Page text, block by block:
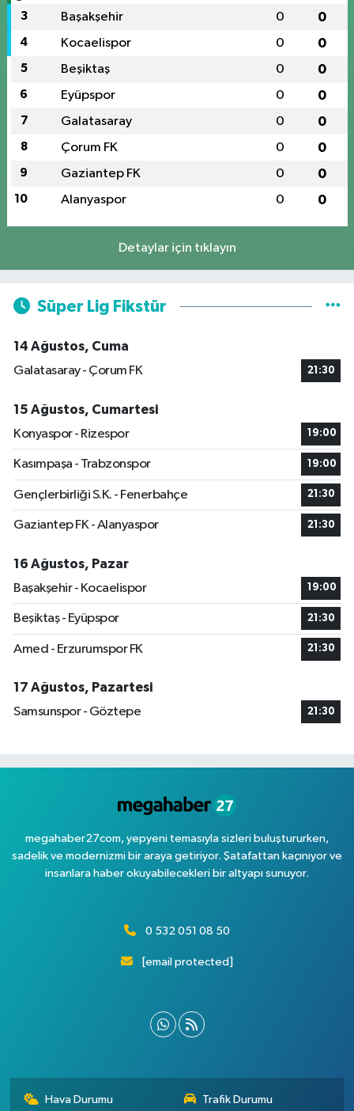
3 Başakşehir 0 0
4 Kocaelispor 0 0
5 Beşiktaş 0 0
6 Eyüpspor 0 0
7 Galatasaray 0 0
8 Çorum FK 0 0
9 Gaziantep FK 0 0
10 Alanyaspor 0 0
Detaylar için tıklayın
Süper Lig Fikstür
14 Ağustos, Cuma
Galatasaray - Çorum FK
21:30
15 Ağustos, Cumartesi
Konyaspor - Rizespor
19:00
Kasımpaşa - Trabzonspor 19:00
Gençlerbirliği S.K. - Fenerbahçe 21:30
Gaziantep FK - Alanyaspor 21:30
16 Ağustos, Pazar
Başakşehir - Kocaelispor
19:00
Beşiktaş - Eyüpspor 21:30
Amed - Erzurumspor FK 21:30
17 Ağustos, Pazartesi
Samsunspor - Göztepe
21:30
megahaber27com, yepyeni temasıyla sizleri buluştururken,
sadelik ve modernizmi bir araya getiriyor. Şatafattan kaçınıyor ve
insanlara haber okuyabilecekleri bir altyapı sunuyor.
0 532 051 08 50
[email protected]
Hava Durumu Trafik Durumu